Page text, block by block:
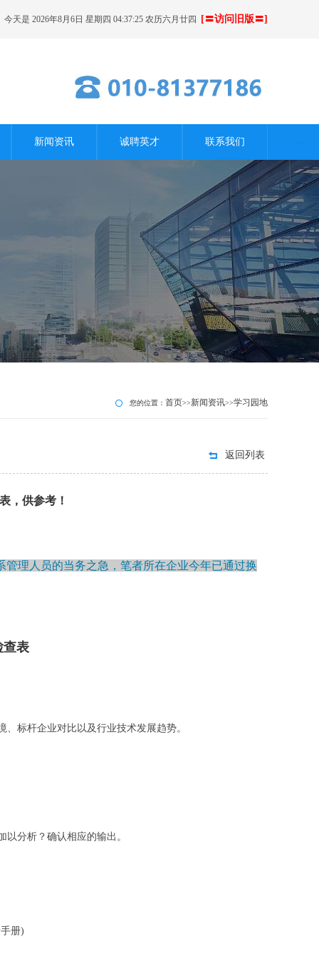
[〓访问旧版〓]
今天是 2026年8月6日 星期四 04:37:26 农历六月廿四
新闻资讯 诚聘英才 联系我们
您的位置： 首页>>新闻资讯>>学习园地
返回列表
，供参考！
理人员的当务之急，笔者所在企业今年已通过换
查表
标杆企业对比以及行业技术发展趋势。
分析？确认相应的输出。
册)